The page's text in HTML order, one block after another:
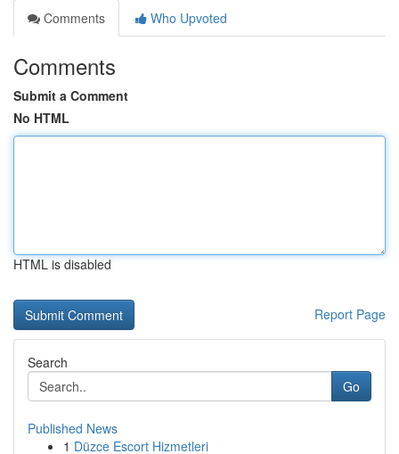
Comments
Who Upvoted
Comments
Submit a Comment
No HTML
HTML is disabled
Report Page
Search
Go
Published News
1 Düzce Escort Hizmetleri